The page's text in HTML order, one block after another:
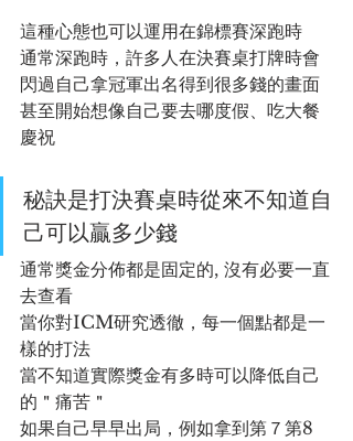
這種心態也可以運用在錦標賽深跑時
通常深跑時，許多人在決賽桌打牌時會
閃過自己拿冠軍出名得到很多錢的畫面
甚至開始想像自己要去哪度假、吃大餐
慶祝
秘訣是打決賽桌時從來不知道自
己可以贏多少錢
通常獎金分佈都是固定的, 沒有必要一直
去查看
當你對ICM研究透徹，每一個點都是一
樣的打法
當不知道實際獎金有多時可以降低自己
的＂痛苦＂
如果自己早早出局，例如拿到第７第8